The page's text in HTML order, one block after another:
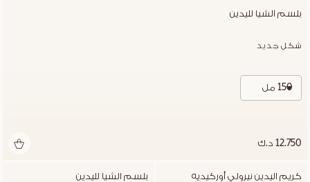
بلسم الشيا لليدين
شكل جديد
150 مل
12.750 د.ك
كريم اليدين نيرولي أوركيديه بلسم الشيا لليدين